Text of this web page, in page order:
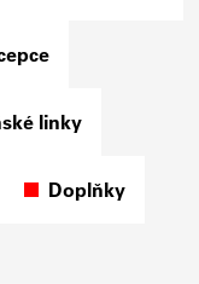
linky
Doplňky